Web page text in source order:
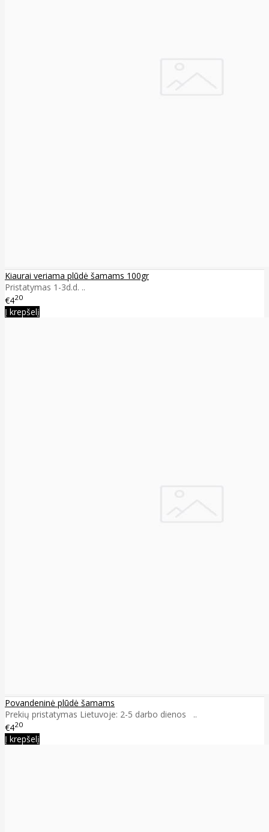
Kiaurai veriama plūdė šamams 100gr
Pristatymas 1-3d.d. ..
€420
Į krepšelį
Povandeninė plūdė šamams
Prekių pristatymas Lietuvoje: 2-5 darbo dienos ..
€420
Į krepšelį